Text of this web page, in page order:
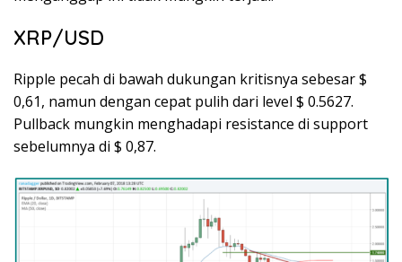
XRP/USD
Ripple pecah di bawah dukungan kritisnya sebesar $
0,61, namun dengan cepat pulih dari level $ 0.5627.
Pullback mungkin menghadapi resistance di support
sebelumnya di $ 0,87.